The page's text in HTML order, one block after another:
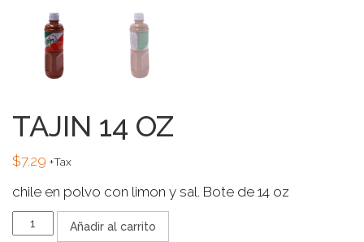
TAJIN 14 OZ
$7.29 +Tax
chile en polvo con limon y sal. Bote de 14 oz
TAJIN
14
Añadir al carrito